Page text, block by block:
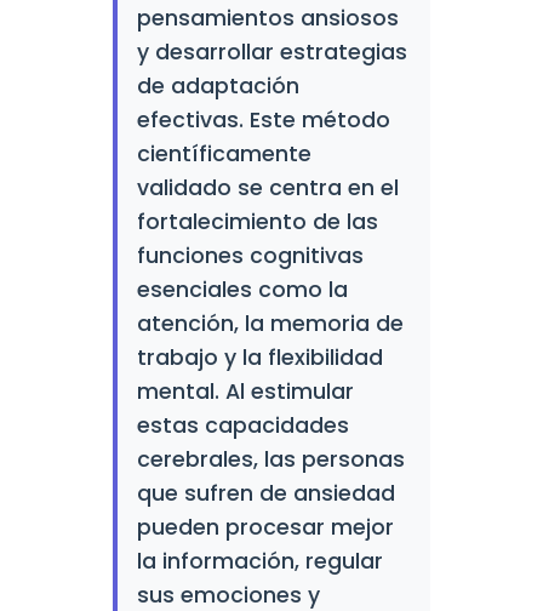
pensamientos ansiosos
y desarrollar estrategias
de adaptación
efectivas. Este método
científicamente
validado se centra en el
fortalecimiento de las
funciones cognitivas
esenciales como la
atención, la memoria de
trabajo y la flexibilidad
mental. Al estimular
estas capacidades
cerebrales, las personas
que sufren de ansiedad
pueden procesar mejor
la información, regular
sus emociones y